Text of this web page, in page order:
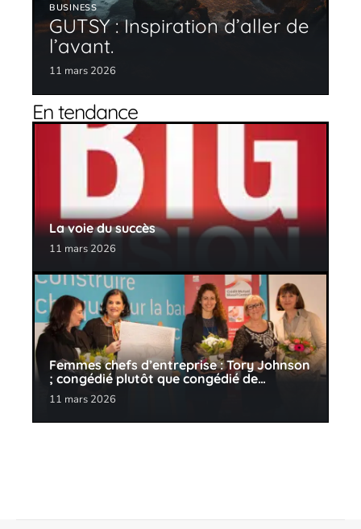
BUSINESS
GUTSY : Inspiration d’aller de
l’avant.
11 mars 2026
En tendance
La voie du succès
11 mars 2026
Femmes chefs d’entreprise : Tory Johnson
; congédié plutôt que congédié de…
11 mars 2026